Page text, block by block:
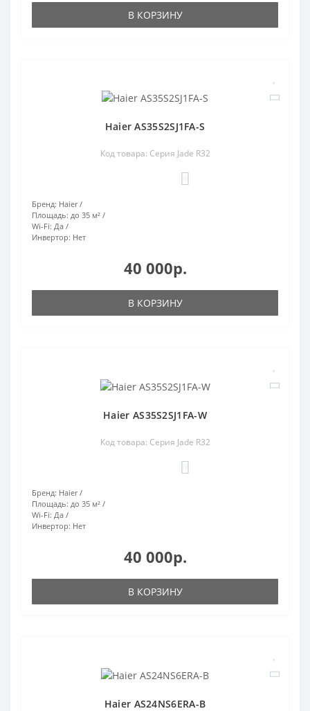
В КОРЗИНУ
Haier AS35S2SJ1FA-S
Код товара: Серия Jade R32
Бренд: Haier
Площадь: до 35 м²
Wi-Fi: Да
Инвертор: Нет
40 000р.
В КОРЗИНУ
Haier AS35S2SJ1FA-W
Код товара: Серия Jade R32
Бренд: Haier
Площадь: до 35 м²
Wi-Fi: Да
Инвертор: Нет
40 000р.
В КОРЗИНУ
Haier AS24NS6ERA-B